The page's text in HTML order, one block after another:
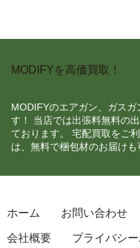
MODIFYを高価買取！
MODIFYのエアガン、ガス
す！ 当店では出張料無料の
ております。 宅配買取をご
は、無料で梱包材のお届けも
ホーム お問い合わせ
会社概要 プライバシ